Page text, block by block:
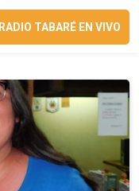
RADIO TABARÉ EN VIVO